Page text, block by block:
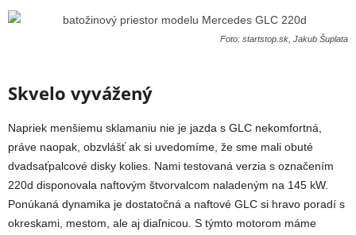
Foto: startstop.sk, Jakub Šuplata
Skvelo vyvážený
Napriek menšiemu sklamaniu nie je jazda s GLC nekomfortná,
práve naopak, obzvlášť ak si uvedomíme, že sme mali obuté
dvadsaťpalcové disky kolies. Nami testovaná verzia s označením
220d disponovala naftovým štvorvalcom naladeným na 145 kW.
Ponúkaná dynamika je dostatočná a naftové GLC si hravo poradí s
okreskami, mestom, ale aj diaľnicou. S týmto motorom máme